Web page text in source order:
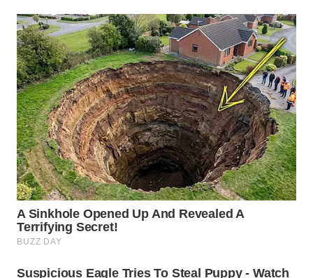
WN
KUNINGAN
WN
MAJALENGKA
WN
SUBANG
WN
SUKABUMI
PURWAKARTA